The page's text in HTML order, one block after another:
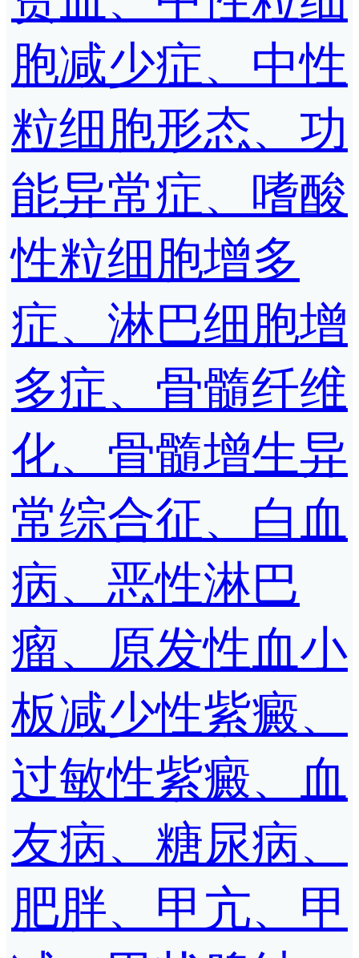
胞减少症、中性
粒细胞形态、功
能异常症、嗜酸
性粒细胞增多
症、淋巴细胞增
多症、骨髓纤维
化、骨髓增生异
常综合征、白血
病、恶性淋巴
瘤、原发性血小
板减少性紫癜、
过敏性紫癜、血
友病、糖尿病、
肥胖、甲亢、甲